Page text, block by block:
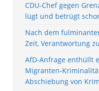
CDU-Chef gegen
lügt und betrügt
Nach dem
Zeit, Verantwortung
AfD-Anfrage enthüllt
Migranten-
Abschiebung von